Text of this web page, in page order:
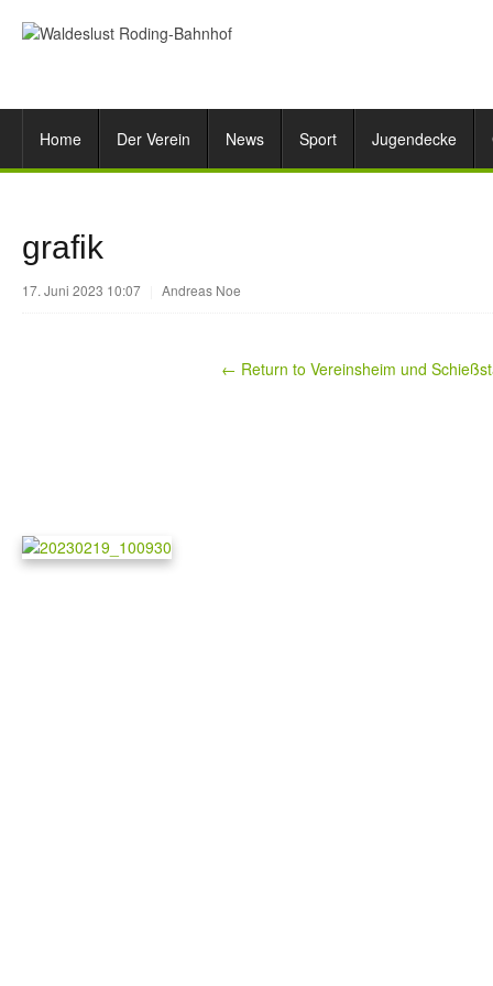
Home Der Verein News Sport Jugendecke
grafik
17. Juni 2023 10:07 Andreas Noe
← Return to Vereinsheim und